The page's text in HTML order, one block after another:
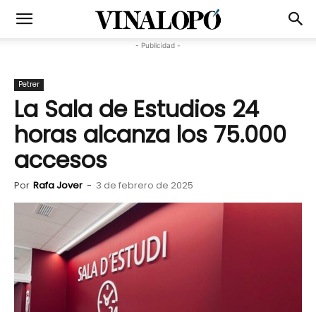
- Publicidad -
Petrer
La Sala de Estudios 24
horas alcanza los 75.000
accesos
Por Rafa Jover - 3 de febrero de 2025